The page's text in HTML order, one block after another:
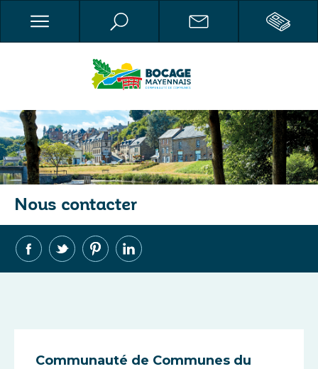
Nous contacter
Communauté de Communes du